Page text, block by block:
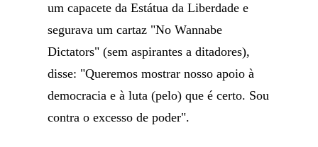
um capacete da Estátua da Liberdade e
segurava um cartaz "No Wannabe
Dictators" (sem aspirantes a ditadores),
disse: "Queremos mostrar nosso apoio à
democracia e à luta (pelo) que é certo. Sou
contra o excesso de poder".